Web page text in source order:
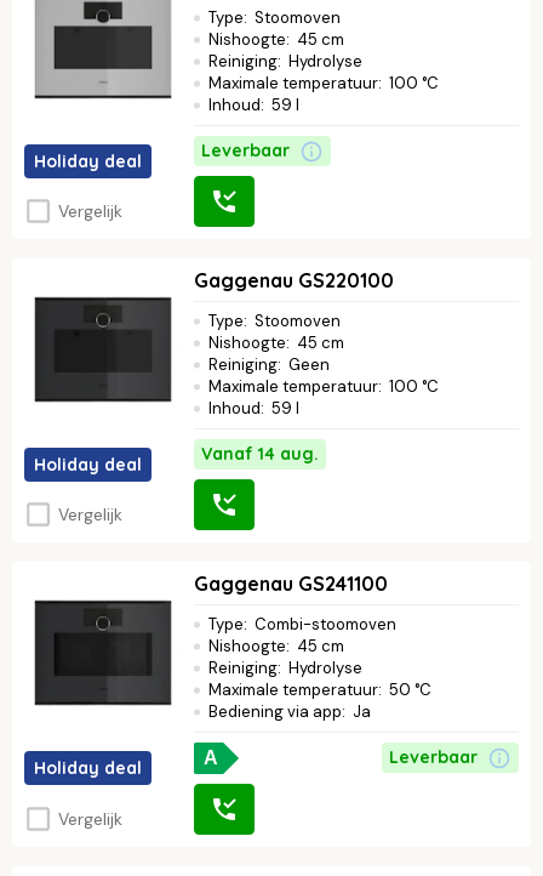
Holiday deal
Vergelijk
Type: Stoomoven
Nishoogte: 45 cm
Reiniging: Hydrolyse
Maximale temperatuur: 100 °C
Inhoud: 59 l
Leverbaar
Holiday deal
Vergelijk
Gaggenau GS220100
Type: Stoomoven
Nishoogte: 45 cm
Reiniging: Geen
Maximale temperatuur: 100 °C
Inhoud: 59 l
Vanaf 14 aug.
Holiday deal
Vergelijk
Gaggenau GS241100
Type: Combi-stoomoven
Nishoogte: 45 cm
Reiniging: Hydrolyse
Maximale temperatuur: 50 °C
Bediening via app: Ja
A Leverbaar